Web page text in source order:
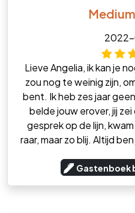
Lieve Angelia, ik kan je
zou nog te weinig zijn,
bent. Ik heb zes jaar
belde jouw erover, jij
gesprek op de lijn,
raar, maar zo blij. Altijd
Gastenboek